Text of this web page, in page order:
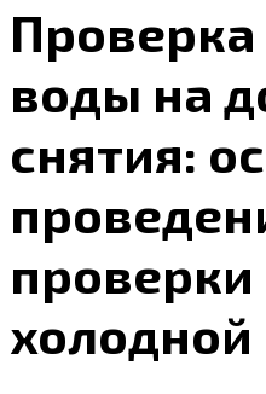
Проверка
воды на
снятия:
проверки